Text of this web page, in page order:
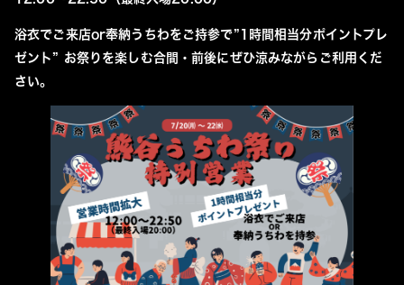
浴衣でご来店or奉納うちわをご持参で”1時間相当分ポイントプレ
ゼント” お祭りを楽しむ合間・前後にぜひ涼みながらご利用くだ
さい。